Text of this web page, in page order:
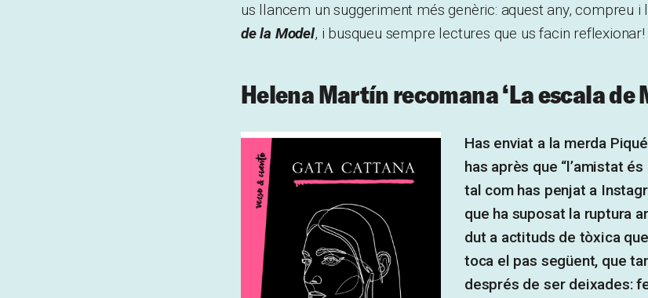
us llancem un suggeriment més genèric: aquest any, compreu
de la Model, i busqueu sempre lectures que us facin reflexionar!
Helena Martín recomana ‘La escala de
Has enviat a la merda
has après que “l’amistat
tal com has penjat a
que ha suposat la ruptura
dut a actituds de tòxica
toca el pas següent, que
després de ser deixades: